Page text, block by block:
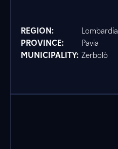
REGION:
Lombardia
PROVINCE:
Pavia
MUNICIPALITY: Zerbolò